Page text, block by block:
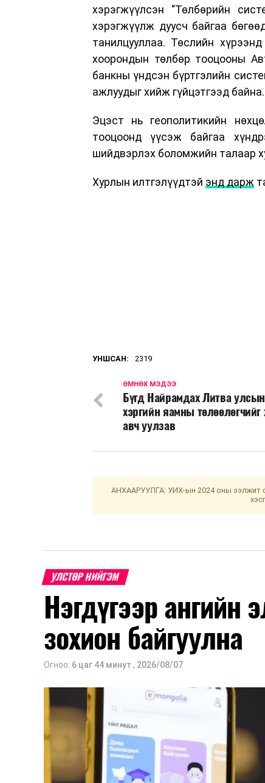
хэрэгжүүлсэн “Төлбөрийн
хэрэгжүүлж дуусч байгаа
танилцууллаа. Төслийн
хоорондын төлбөр тооцооны
банкны үндсэн бүртгэлийн
ажлуудыг хийж гүйцэтгээд байна.
Эцэст нь геополитикийн
тооцоонд үүсэж байгаа
шийдвэрлэх боломжийн талаар
Хурлын илтгэлүүдтэй энд дарж
УНШСАН: 2319
ӨМНӨХ МЭДЭЭ
Бүгд Найрамдах Литва
хэргийн яамны төлөөлөгчийг
авч уулзав
АНХААРУУЛГА: УИХ-ын 2024 оны ээлжит
УЛСТӨР НИЙГЭМ
Нэгдүгээр ангийн
зохион байгуулна
Огноо: 6 цаг 44 минут , 2026/08/07